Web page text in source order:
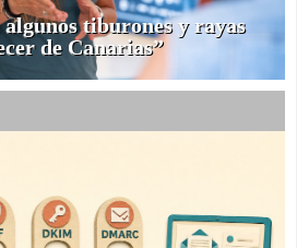
algunos tiburones y rayas
de Canarias”